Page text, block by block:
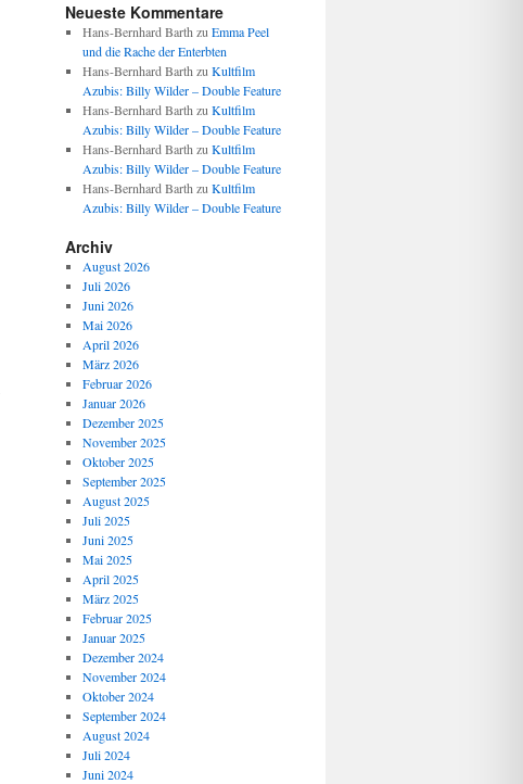
Neueste Kommentare
Hans-Bernhard Barth zu Emma Peel
und die Rache der Enterbten
Hans-Bernhard Barth zu Kultfilm
Azubis: Billy Wilder – Double Feature
Hans-Bernhard Barth zu Kultfilm
Azubis: Billy Wilder – Double Feature
Hans-Bernhard Barth zu Kultfilm
Azubis: Billy Wilder – Double Feature
Hans-Bernhard Barth zu Kultfilm
Azubis: Billy Wilder – Double Feature
Archiv
August 2026
Juli 2026
Juni 2026
Mai 2026
April 2026
März 2026
Februar 2026
Januar 2026
Dezember 2025
November 2025
Oktober 2025
September 2025
August 2025
Juli 2025
Juni 2025
Mai 2025
April 2025
März 2025
Februar 2025
Januar 2025
Dezember 2024
November 2024
Oktober 2024
September 2024
August 2024
Juli 2024
Juni 2024